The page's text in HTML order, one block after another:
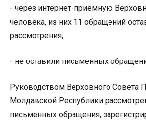
­- через интернет-приёмную
человека, из них 11 обращений
рассмотрения;
- не оставили письменных
Руководством Верховного Совета
Молдавской Республики
письменных обращения,